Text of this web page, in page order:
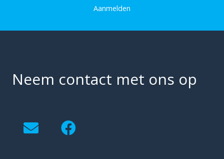
Aanmelden
Neem contact met ons op